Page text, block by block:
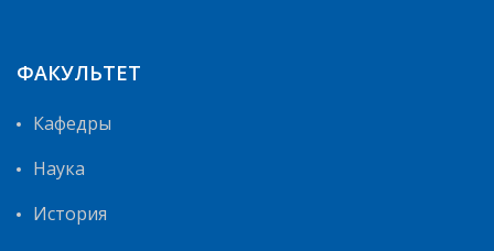
ФАКУЛЬТЕТ
Кафедры
Наука
История